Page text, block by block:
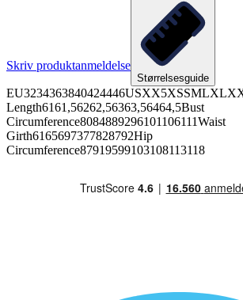
Skriv produktanmeldelse
Størrelsesguide
Length6161,56262,56363,56464,5Bust
Circumference8084889296101106111Waist
Girth6165697377828792Hip
Circumference87919599103108113118